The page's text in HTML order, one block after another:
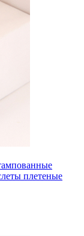
плетеные